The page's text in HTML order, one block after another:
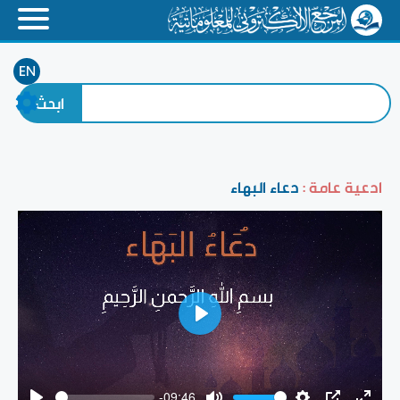
EN
ادعية عامة :دعاء البهاء
-09:46
Play